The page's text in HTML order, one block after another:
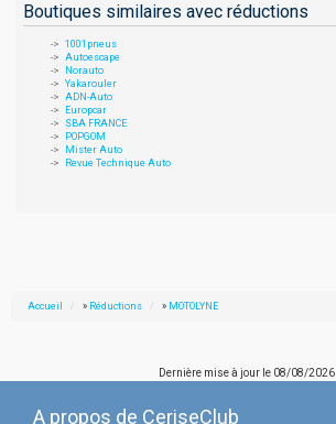
Boutiques similaires avec réductions
1001pneus
Autoescape
Norauto
Yakarouler
ADN-Auto
Europcar
SBA FRANCE
POPGOM
Mister Auto
Revue Technique Auto
Accueil » Réductions » MOTOLYNE
Dernière mise à jour le 08/08/2026
A propos de CeriseClub